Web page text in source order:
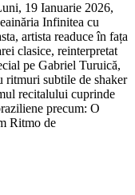
19 Ianuarie 2026,
Infinitea cu
artista readuce în fața
clasice, reinterpretat
pe Gabriel Turuică,
ritmuri subtile de shaker
recitalului cuprinde
precum: O
Ritmo de